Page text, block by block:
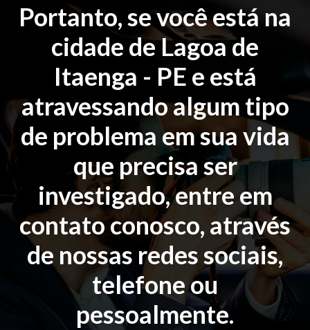
Portanto, se você está na
cidade de Lagoa de
Itaenga - PE e está
atravessando algum tipo
de problema em sua vida
que precisa ser
investigado, entre em
contato conosco, através
de nossas redes sociais,
telefone ou
pessoalmente.